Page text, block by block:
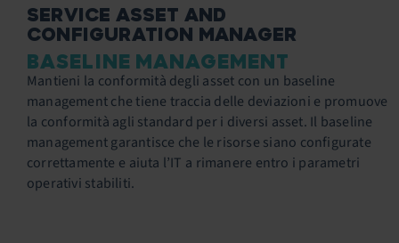
SERVICE ASSET AND
CONFIGURATION MANAGER
BASELINE MANAGEMENT
Mantieni la conformità degli asset con un baseline
management che tiene traccia delle deviazioni e promuove
la conformità agli standard per i diversi asset. Il baseline
management garantisce che le risorse siano configurate
correttamente e aiuta l’IT a rimanere entro i parametri
operativi stabiliti.